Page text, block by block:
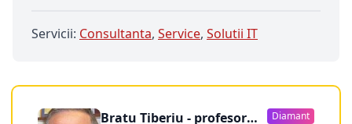
Servicii: Consultanta, Service, Solutii IT
Bratu Tiberiu - profesor Diamant